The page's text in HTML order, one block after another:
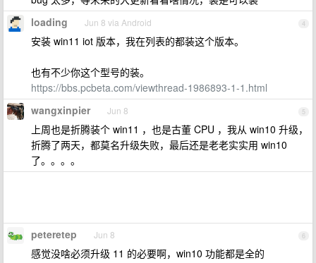
4
loading Jun 8 via Android
安装 win11 iot 版本，我在列表的都装这个版本。
也有不少你这个型号的装。
https://bbs.pcbeta.com/viewthread-1986893-1-1.html
5
wangxinpier Jun 8
上周也是折腾装个 win11 ，也是古董 CPU ，我从 win10 升级，
折腾了两天，都莫名升级失败，最后还是老老实实用 win10
了。。。。
6
peteretep Jun 8
感觉没啥必须升级 11 的必要啊，win10 功能都是全的